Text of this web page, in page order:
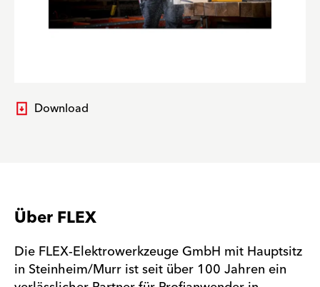
Download
Über FLEX
Die FLEX-Elektrowerkzeuge GmbH mit Hauptsitz
in Steinheim/Murr ist seit über 100 Jahren ein